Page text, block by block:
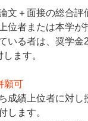
文＋面接の総合評
位者または本学が
いる者は、奨学金
ます。
願可
成績上位者に対し
します。